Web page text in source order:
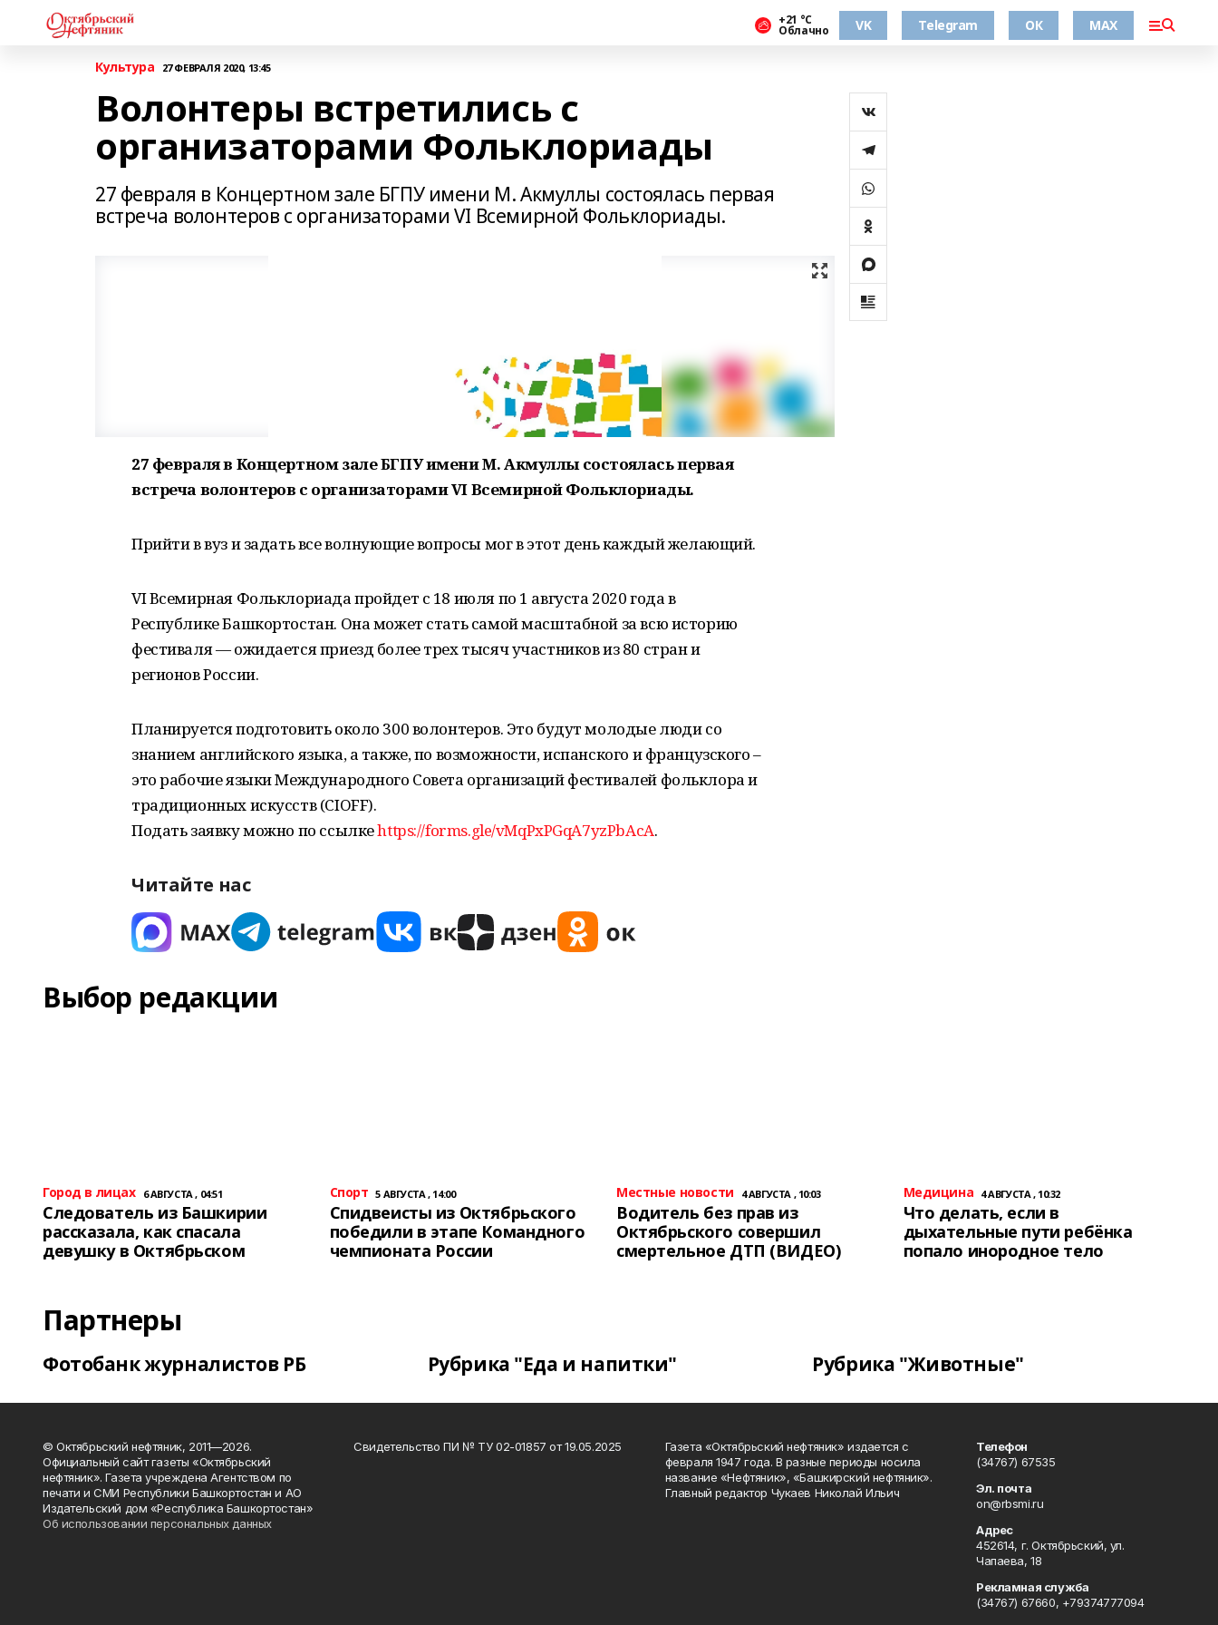
+21 °С
Облачно VK Telegram ОК MAX
Культура 27 ФЕВРАЛЯ 2020, 13:45
Волонтеры встретились с
организаторами Фольклориады
27 февраля в Концертном зале БГПУ имени М. Акмуллы состоялась первая
встреча волонтеров с организаторами VI Всемирной Фольклориады.
27 февраля в Концертном зале БГПУ имени М. Акмуллы состоялась первая
встреча волонтеров с организаторами VI Всемирной Фольклориады.
Прийти в вуз и задать все волнующие вопросы мог в этот день каждый желающий.
VI Всемирная Фольклориада пройдет с 18 июля по 1 августа 2020 года в
Республике Башкортостан. Она может стать самой масштабной за всю историю
фестиваля — ожидается приезд более трех тысяч участников из 80 стран и
регионов России.
Планируется подготовить около 300 волонтеров. Это будут молодые люди со
знанием английского языка, а также, по возможности, испанского и французского –
это рабочие языки Международного Совета организаций фестивалей фольклора и
традиционных искусств (СIOFF).
Подать заявку можно по ссылкеhttps://forms.gle/vMqPxPGqA7yzPbAcA.
Читайте нас
Выбор редакции
Город в лицах 6 АВГУСТА , 04:51
Следователь из Башкирии
рассказала, как спасала
девушку в Октябрьском
Спорт 5 АВГУСТА , 14:00
Спидвеисты из Октябрьского
победили в этапе Командного
чемпионата России
Местные новости 4 АВГУСТА , 10:03
Водитель без прав из
Октябрьского совершил
смертельное ДТП (ВИДЕО)
Медицина 4 АВГУСТА , 10:32
Что делать, если в
дыхательные пути ребёнка
попало инородное тело
Партнеры
Фотобанк журналистов РБ Рубрика "Еда и напитки" Рубрика "Животные"
© Октябрьский нефтяник, 2011—2026.
Официальный сайт газеты «Октябрьский
нефтяник». Газета учреждена Агентством по
печати и СМИ Республики Башкортостан и АО
Издательский дом «Республика Башкортостан»
Об использовании персональных данных
Свидетельство ПИ № ТУ 02-01857 от 19.05.2025
Газета «Октябрьский нефтяник» издается с
февраля 1947 года. В разные периоды носила
название «Нефтяник», «Башкирский нефтяник».
Главный редактор Чукаев Николай Ильич
Телефон
(34767) 67535
Эл. почта
on@rbsmi.ru
Адрес
452614, г. Октябрьский, ул.
Чапаева, 18
Рекламная служба
(34767) 67660, +79374777094